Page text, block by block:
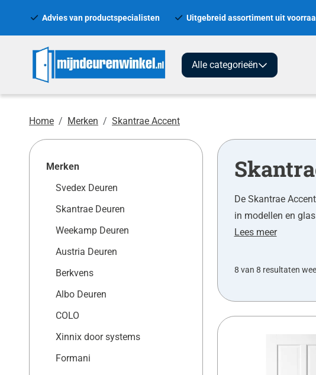
Advies van productspecialisten Uitgebreid assortiment uit
Alle categorieën
Home Merken Skantrae Accent
Merken
Svedex Deuren
Skantrae Deuren
Weekamp Deuren
Austria Deuren
Berkvens
Albo Deuren
COLO
Xinnix door systems
Formani
De Skantrae
in modellen en
Lees meer
8 van 8 resultaten